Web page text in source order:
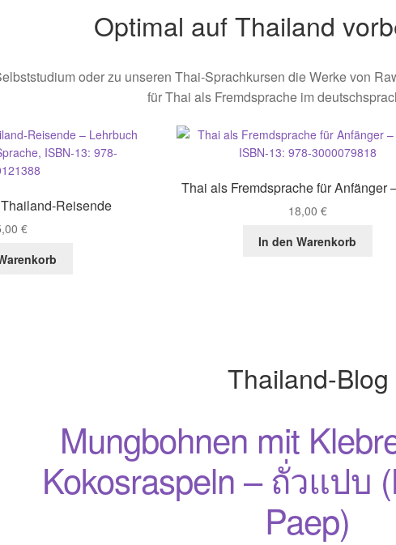
Optimal auf Thailand
oder zu unseren Thai-Sprachkursen die Werke von
für Thai als Fremdsprache im
Reisende
€
Thai als Fremdsprache für Anfänger
18,00 €
In den Warenkorb
Thailand-Blog
Mungbohnen mit
Kokosraspeln – ถั่วแปบ
Paep)